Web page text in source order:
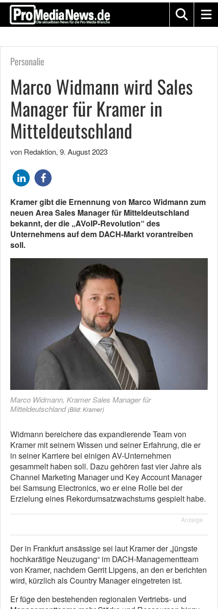
Personalie
Marco Widmann wird Sales
Manager für Kramer in
Mitteldeutschland
von Redaktion, 9. August 2023
Kramer gibt die Ernennung von Marco Widmann zum
neuen Area Sales Manager für Mitteldeutschland
bekannt, der die „AVoIP-Revolution“ des
Unternehmens auf dem DACH-Markt vorantreiben
soll.
Marco Widmann, Kramer Sales Manager für
Mitteldeutschland (Bild: Kramer)
Widmann bereichere das expandierende Team von
Kramer mit seinem Wissen und seiner Erfahrung, die er
in seiner Karriere bei einigen AV-Unternehmen
gesammelt haben soll. Dazu gehören fast vier Jahre als
Channel Marketing Manager und Key Account Manager
bei Samsung Electronics, wo er eine Rolle bei der
Erzielung eines Rekordumsatzwachstums gespielt habe.
Anzeige
Der in Frankfurt ansässige sei laut Kramer der „jüngste
hochkarätige Neuzugang“ im DACH-Managementteam
von Kramer, nachdem Gerrit Lipgens, an den er berichten
wird, kürzlich als Country Manager eingetreten ist.
Er füge den bestehenden regionalen Vertriebs- und